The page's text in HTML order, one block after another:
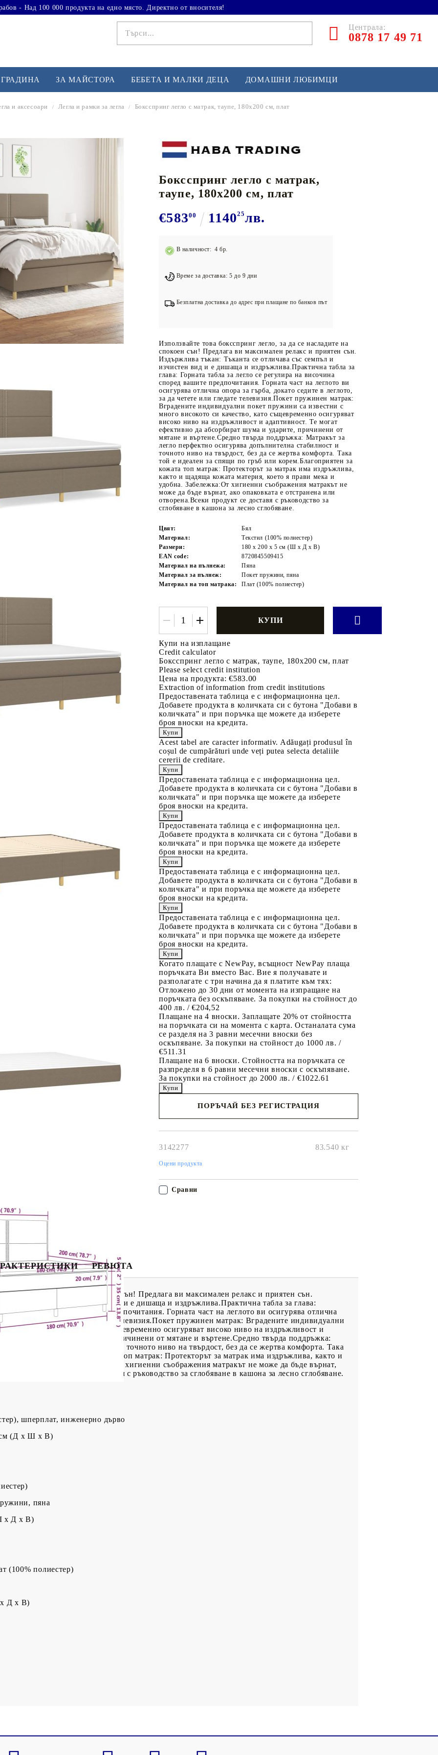
- Над 100 000 продукта на едно място. Директно от вносителя!
Централа:
0878 17 49 71
Вдигане на тежести
Кардио
Лежанки за упражнения
Подложки за фитнес уреди
Лостове за набиране
Силови кули
Йога и пилатес
Баскетбол
Бейзбол и софтбол
Хокей и лакрос
Основно спортно оборудване
ЗА МАЙСТОРА БЕБЕТА И МАЛКИ ДЕЦА ДОМАШНИ ЛЮБИМЦИ
и аксесоари Легла и рамки за легла Боксспринг легло с матрак, таупе, 180x200 см, плат
Боксспринг легло с матрак,
таупе, 180x200 см, плат
€58300 114025лв.
В наличност: 4 бр.
Време за доставка: 5 до 9 дни
Безплатна доставка до адрес при плащане по банков път
Използвайте това боксспринг легло, за да се насладите на
спокоен сън! Предлага ви максимален релакс и приятен сън.
Издържлива тъкан: Тъканта се отличава със семпъл и
изчистен вид и е дишаща и издръжлива.Практична табла за
глава: Горната табла за легло се регулира на височина
според вашите предпочитания. Горната част на леглото ви
осигурява отлична опора за гърба, докато седите в леглото,
за да четете или гледате телевизия.Покет пружинен матрак:
Вградените индивидуални покет пружини са известни с
много високото си качество, като същевременно осигуряват
високо ниво на издръжливост и адаптивност. Те могат
ефективно да абсорбират шума и ударите, причинени от
мятане и въртене.Средно твърда поддръжка: Матракът за
легло перфектно осигурява допълнителна стабилност и
точното ниво на твърдост, без да се жертва комфорта. Така
той е идеален за спящи по гръб или корем.Благоприятен за
кожата топ матрак: Протекторът за матрак има издръжлива,
както и щадяща кожата материя, което я прави мека и
удобна. Забележка:От хигиенни съображения матракът не
може да бъде върнат, ако опаковката е отстранена или
отворена.Всеки продукт се доставя с ръководство за
сглобяване в кашона за лесно сглобяване.
Цвят:
Бял
Материал:
Текстил (100% полиестер)
Размери:
180 x 200 x 5 см (Ш x Д x В)
EAN code:
8720845509415
Материал на пълнежа:
Пяна
Материал за пълнеж:
Покет пружини, пяна
Материал на топ матрака:
Плат (100% полиестер)
Купи на изплащане
Credit calculator
Боксспринг легло с матрак, таупе, 180x200 см, плат
Please select credit institution
Цена на продукта: €583.00
Extraction of information from credit institutions
Предоставената таблица е с информационна цел.
Добавете продукта в количката си с бутона "Добави в
количката" и при поръчка ще можете да изберете
броя вноски на кредита.
Acest tabel are caracter informativ. Adăugați produsul în
coșul de cumpărături unde veți putea selecta detaliile
cererii de creditare.
Предоставената таблица е с информационна цел.
Добавете продукта в количката си с бутона "Добави в
количката" и при поръчка ще можете да изберете
броя вноски на кредита.
Предоставената таблица е с информационна цел.
Добавете продукта в количката си с бутона "Добави в
количката" и при поръчка ще можете да изберете
броя вноски на кредита.
Предоставената таблица е с информационна цел.
Добавете продукта в количката си с бутона "Добави в
количката" и при поръчка ще можете да изберете
броя вноски на кредита.
Предоставената таблица е с информационна цел.
Добавете продукта в количката си с бутона "Добави в
количката" и при поръчка ще можете да изберете
броя вноски на кредита.
Когато плащате с NewPay, всъщност NewPay плаща
поръчката Ви вместо Вас. Вие я получавате и
разполагате с три начина да я платите към тях:
Отложено до 30 дни от момента на изпращане на
поръчката без оскъпяване. За покупки на стойност до
400 лв. / €204,52
Плащане на 4 вноски. Заплащате 20% от стойността
на поръчката си на момента с карта. Останалата сума
се разделя на 3 равни месечни вноски без
оскъпяване. За покупки на стойност до 1000 лв. /
€511.31
Плащане на 6 вноски. Стойността на поръчката се
разпределя в 6 равни месечни вноски с оскъпяване.
За покупки на стойност до 2000 лв. / €1022.61
ПОРЪЧАЙ БЕЗ РЕГИСТРАЦИЯ
3142277 83.540 кг
Оцени продукта
Сравни
РЕВЮТА
за да се насладите на спокоен сън! Предлага ви максимален релакс и приятен сън.
със семпъл и изчистен вид и е дишаща и издръжлива.Практична табла за глава:
на височина според вашите предпочитания. Горната част на леглото ви осигурява отлична
за да четете или гледате телевизия.Покет пружинен матрак: Вградените индивидуални
високото си качество, като същевременно осигуряват високо ниво на издръжливост и
абсорбират шума и ударите, причинени от мятане и въртене.Средно твърда поддръжка:
допълнителна стабилност и точното ниво на твърдост, без да се жертва комфорта. Така
корем.Благоприятен за кожата топ матрак: Протекторът за матрак има издръжлива, както и
мека и удобна. Забележка:От хигиенни съображения матракът не може да бъде върнат,
продукт се доставя с ръководство за сглобяване в кашона за лесно сглобяване.
шперплат, инженерно дърво
см (Д x Ш x В)
пяна
x Д x В)
(100% полиестер)
x Д x В)